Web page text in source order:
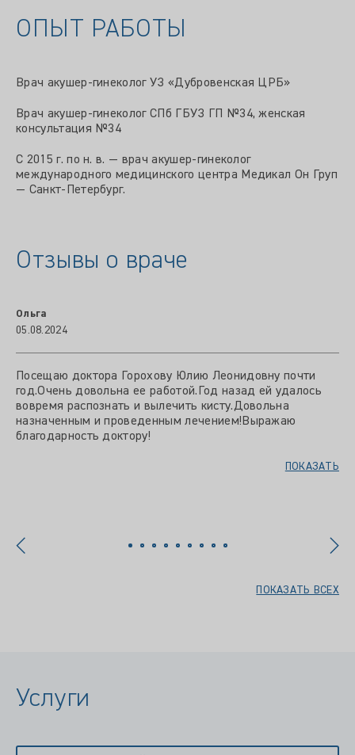
ОПЫТ РАБОТЫ
Врач акушер-гинеколог УЗ «Дубровенская ЦРБ»
Врач акушер-гинеколог СПб ГБУЗ ГП №34, женская
консультация №34
С 2015 г. по н. в. — врач акушер-гинеколог
международного медицинского центра Медикал Он Груп
— Санкт-Петербург.
Отзывы о враче
Ольга
05.08.2024
Посещаю доктора Горохову Юлию Леонидовну почти
год.Очень довольна ее работой.Год назад ей удалось
вовремя распознать и вылечить кисту.Довольна
назначенным и проведенным лечением!Выражаю
благодарность доктору!
ПОКАЗАТЬ
ПОКАЗАТЬ ВСЕХ
Услуги